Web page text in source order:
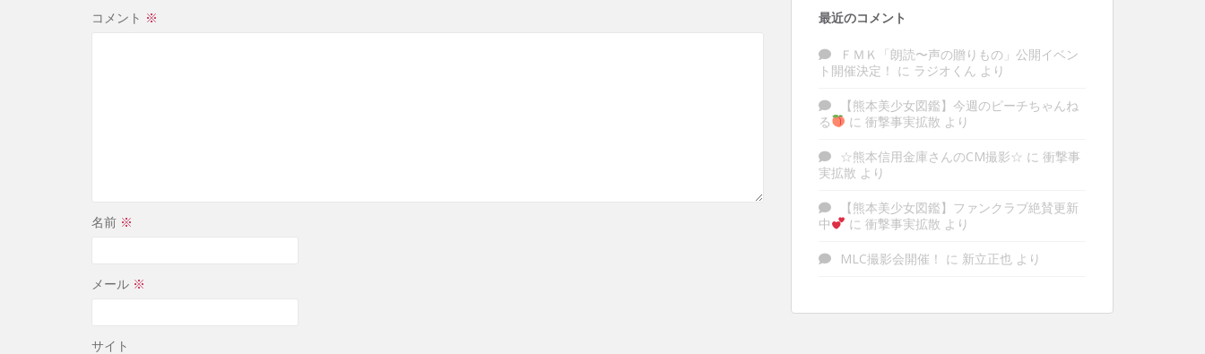
コメント ※
名前 ※
メール ※
サイト
最近のコメント
ＦＭＫ「朗読〜声の贈りもの」公開イベン
ト開催決定！ に ラジオくん より
【熊本美少女図鑑】今週のピーチちゃんね
る
に 衝撃事実拡散 より
☆熊本信用金庫さんのCM撮影☆ に 衝撃事
実拡散 より
【熊本美少女図鑑】ファンクラブ絶賛更新
中
に 衝撃事実拡散 より
MLC撮影会開催！ に 新立正也 より